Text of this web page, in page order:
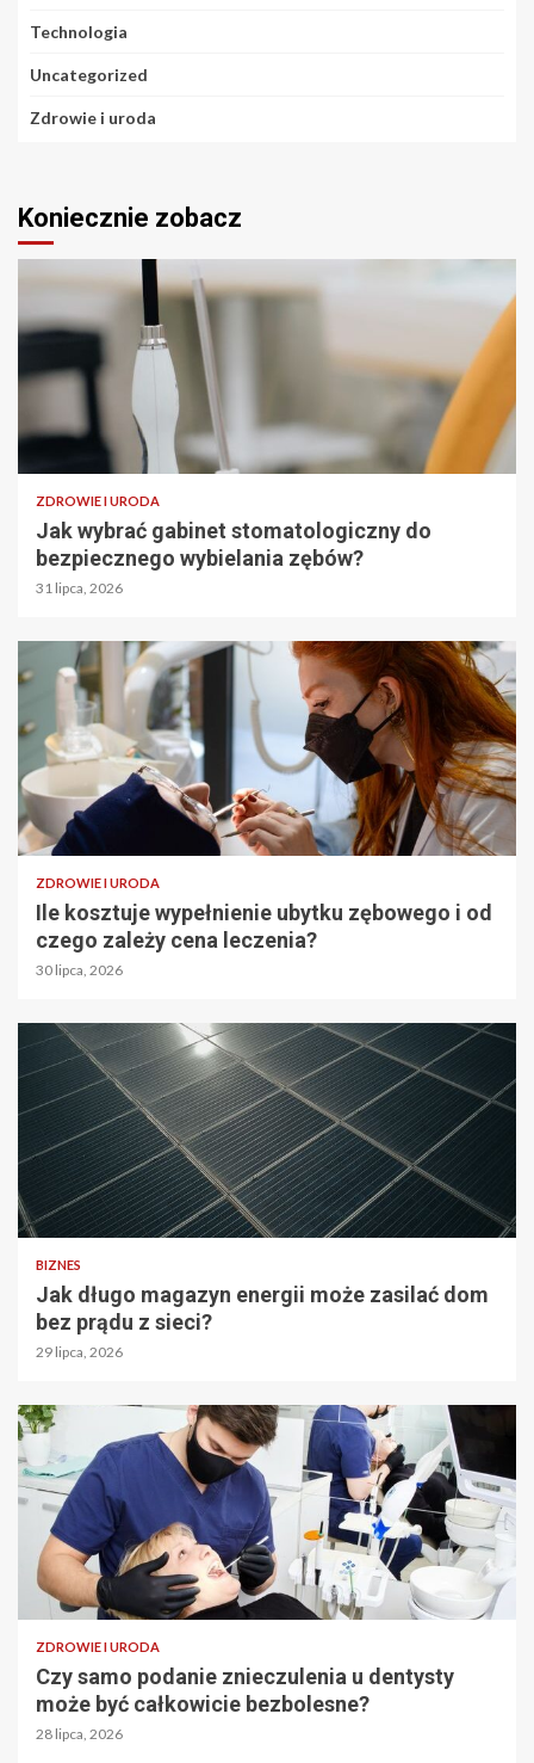
Technologia
Uncategorized
Zdrowie i uroda
Koniecznie zobacz
ZDROWIE I URODA
Jak wybrać gabinet stomatologiczny do
bezpiecznego wybielania zębów?
31 lipca, 2026
ZDROWIE I URODA
Ile kosztuje wypełnienie ubytku zębowego i od
czego zależy cena leczenia?
30 lipca, 2026
BIZNES
Jak długo magazyn energii może zasilać dom
bez prądu z sieci?
29 lipca, 2026
ZDROWIE I URODA
Czy samo podanie znieczulenia u dentysty
może być całkowicie bezbolesne?
28 lipca, 2026